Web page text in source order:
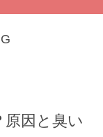
因と臭い